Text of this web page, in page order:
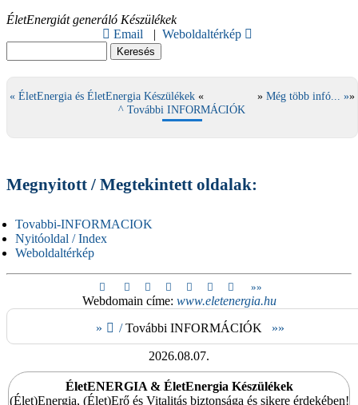
ÉletEnergiát generáló Készülékek
Email
| Weboldaltérkép
« ÉletEnergia és ÉletEnergia Készülékek « » Még több infó... »»
^ További INFORMÁCIÓK
Megnyitott / Megtekintett oldalak:
Tovabbi-INFORMACIOK
Nyitóoldal / Index
Weboldaltérkép
»»
Webdomain címe: www.eletenergia.hu
»
/További INFORMÁCIÓK »»
2026.08.07.
ÉletENERGIA & ÉletEnergia Készülékek
(Élet)Energia, (Élet)Erő és Vitalitás biztonsága és sikere érdekében!